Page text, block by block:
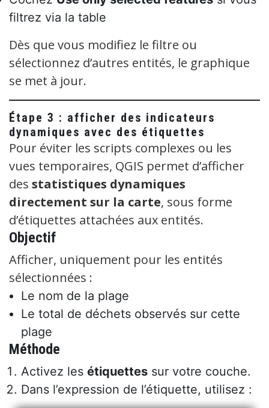
filtrez via la table
Dès que vous modifiez le filtre ou
sélectionnez d’autres entités, le graphique
se met à jour.
Étape 3 : afficher des indicateurs
dynamiques avec des étiquettes
Pour éviter les scripts complexes ou les
vues temporaires, QGIS permet d’afficher
des statistiques dynamiques
directement sur la carte, sous forme
d’étiquettes attachées aux entités.
Objectif
Afficher, uniquement pour les entités
sélectionnées :
Le nom de la plage
Le total de déchets observés sur cette
plage
Méthode
Activez les étiquettes sur votre couche.
Dans l’expression de l’étiquette, utilisez :